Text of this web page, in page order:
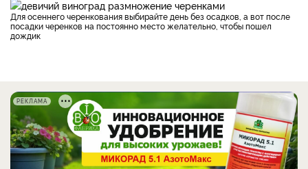
Для осеннего черенкования выбирайте день без осадков, а вот после
посадки черенков на постоянно место желательно, чтобы пошел
дождик
РЕКЛАМА